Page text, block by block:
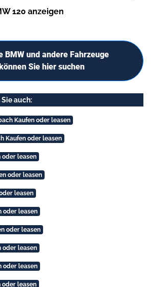
120 anzeigen
BMW und andere Fahrzeuge
können Sie hier suchen
auch:
Kaufen oder leasen
Kaufen oder leasen
oder leasen
oder leasen
leasen
oder leasen
oder leasen
oder leasen
oder leasen
oder leasen